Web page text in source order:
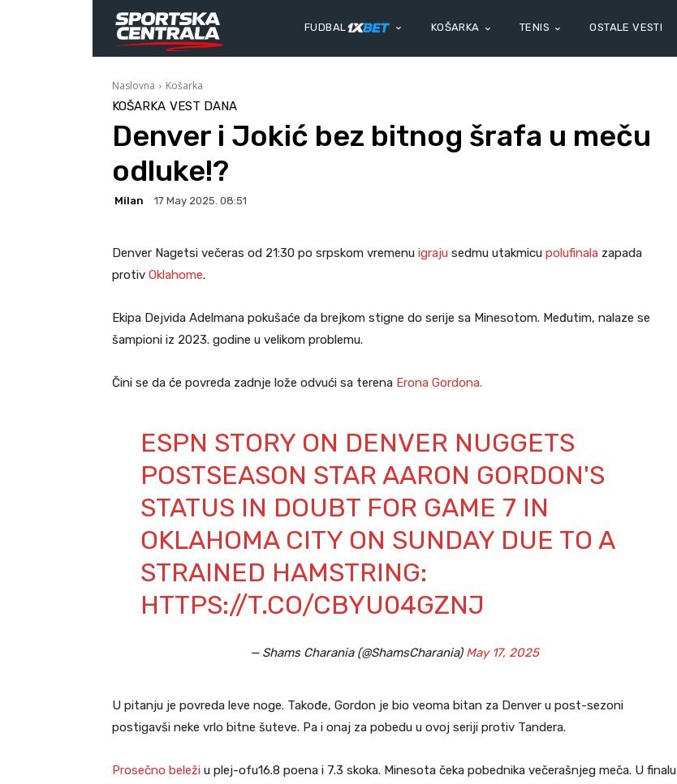
FUDBAL KOŠARKA TENIS OSTALE VESTI
Naslovna Košarka
KOŠARKA VEST DANA
Denver i Jokić bez bitnog šrafa u meču
odluke!?
Milan 17 May 2025. 08:51
Denver Nagetsi večeras od 21:30 po srpskom vremenu igraju sedmu utakmicu polufinala zapada
protiv Oklahome.
Ekipa Dejvida Adelmana pokušaće da brejkom stigne do serije sa Minesotom. Međutim, nalaze se
šampioni iz 2023. godine u velikom problemu.
Čini se da će povreda zadnje lože odvući sa terena Erona Gordona.
ESPN STORY ON DENVER NUGGETS
POSTSEASON STAR AARON GORDON'S
STATUS IN DOUBT FOR GAME 7 IN
OKLAHOMA CITY ON SUNDAY DUE TO A
STRAINED HAMSTRING:
HTTPS://T.CO/CBYU04GZNJ
— Shams Charania (@ShamsCharania) May 17, 2025
U pitanju je povreda leve noge. Takođe, Gordon je bio veoma bitan za Denver u post-sezoni
postigavši neke vrlo bitne šuteve. Pa i onaj za pobedu u ovoj seriji protiv Tandera.
Prosečno beleži u plej-ofu16.8 poena i 7.3 skoka. Minesota čeka pobednika večerašnjeg meča. U finalu